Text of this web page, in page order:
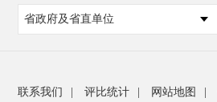
省政府及省直单位
联系我们 评比统计 网站地图